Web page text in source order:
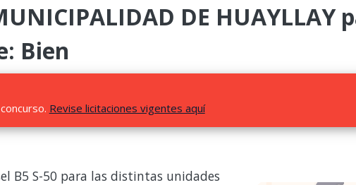
DE HUAYLLAY
Bien
Revise licitaciones vigentes aquí
B5 S-50 para las distintas unidades